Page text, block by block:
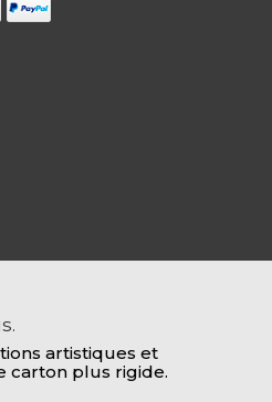
artistiques et
carton plus rigide.